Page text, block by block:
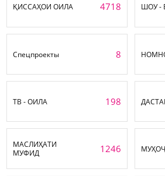
ҚИССАҲОИ ОИЛА 4718 ШОУ -
Спецпроекты 8
ТВ - ОИЛА 198
МАСЛИҲАТИ
МУФИД
1246